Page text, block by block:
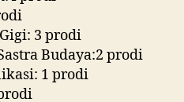
3 prodi
Budaya:2 prodi
1 prodi